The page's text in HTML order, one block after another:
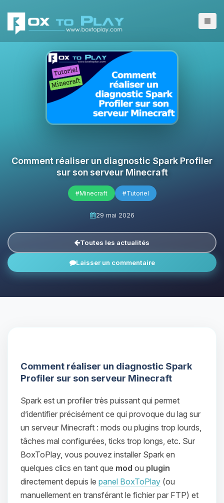
Comment réaliser un diagnostic Spark Profiler
sur son serveur Minecraft
#Minecraft #Tutoriel
29 mai 2026
Toutes les actualités
Laisser un commentaire
Comment réaliser un diagnostic Spark
Profiler sur son serveur Minecraft
Spark est un profiler très puissant qui permet
d’identifier précisément ce qui provoque du lag sur
un serveur Minecraft : mods ou plugins trop lourds,
tâches mal configurées, ticks trop longs, etc. Sur
BoxToPlay, vous pouvez installer Spark en
quelques clics en tant que mod ou plugin
directement depuis le panel BoxToPlay (ou
manuellement en transférant le fichier par FTP) et